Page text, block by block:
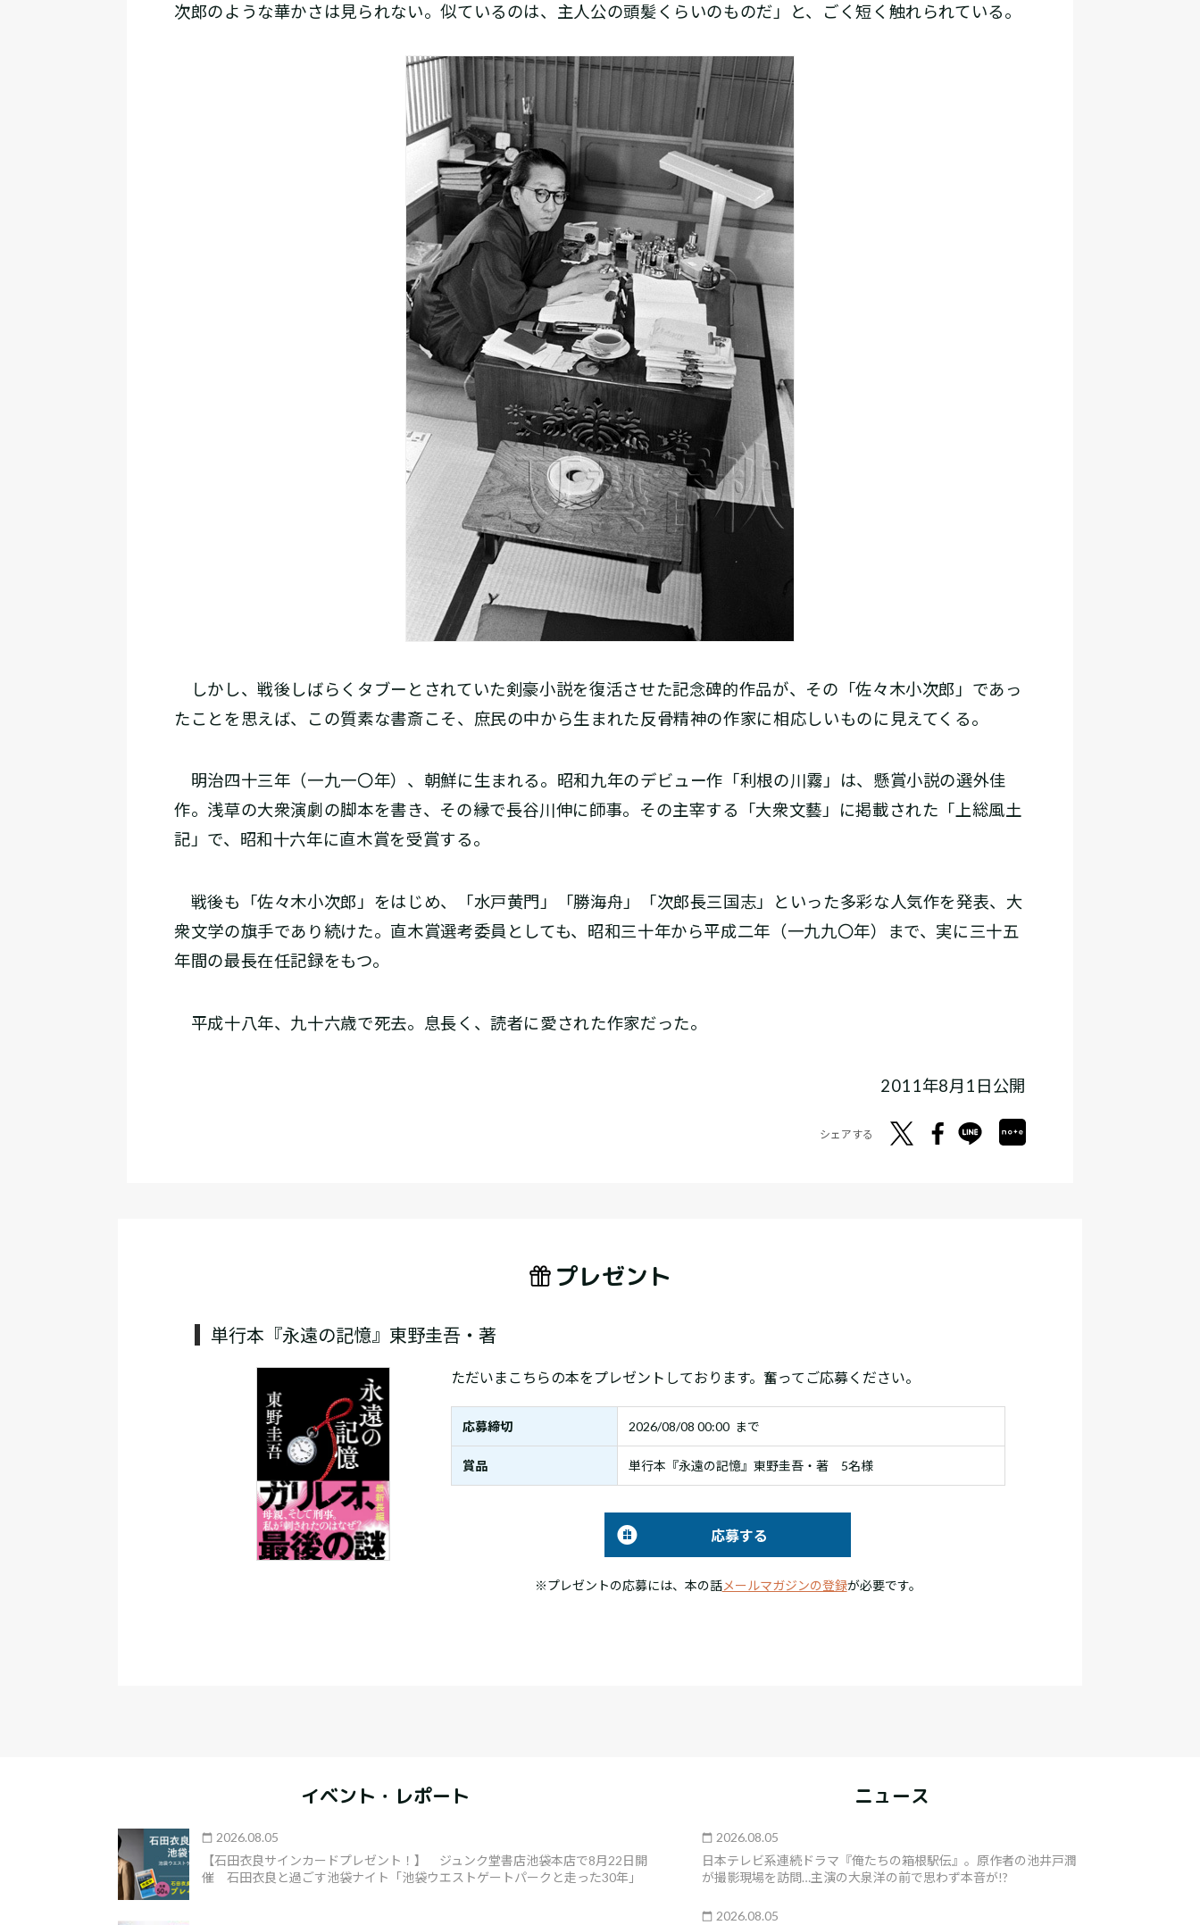
次郎のような華かさは見られない。似ているのは、主人公の頭髪くらいのものだ」と、ごく短く触れられている。
しかし、戦後しばらくタブーとされていた剣豪小説を復活させた記念碑的作品が、その「佐々木小次郎」であっ
たことを思えば、この質素な書斎こそ、庶民の中から生まれた反骨精神の作家に相応しいものに見えてくる。
明治四十三年（一九一〇年）、朝鮮に生まれる。昭和九年のデビュー作「利根の川霧」は、懸賞小説の選外佳
作。浅草の大衆演劇の脚本を書き、その縁で長谷川伸に師事。その主宰する「大衆文藝」に掲載された「上総風土
記」で、昭和十六年に直木賞を受賞する。
戦後も「佐々木小次郎」をはじめ、「水戸黄門」「勝海舟」「次郎長三国志」といった多彩な人気作を発表、大
衆文学の旗手であり続けた。直木賞選考委員としても、昭和三十年から平成二年（一九九〇年）まで、実に三十五
年間の最長在任記録をもつ。
平成十八年、九十六歳で死去。息長く、読者に愛された作家だった。
2011年8月1日公開
シェアする
プレゼント
単行本『永遠の記憶』東野圭吾・著
ただいまこちらの本をプレゼントしております。奮ってご応募ください。
応募締切 2026/08/08 00:00 まで
賞品 単行本『永遠の記憶』東野圭吾・著 5名様
応募する
※プレゼントの応募には、本の話メールマガジンの登録が必要です。
イベント・レポート
2026.08.05
【石田衣良サインカードプレゼント！】 ジュンク堂書店池袋本店で8月22日開
催 石田衣良と過ごす池袋ナイト「池袋ウエストゲートパークと走った30年」
ニュース
2026.08.05
日本テレビ系連続ドラマ『俺たちの箱根駅伝』。原作者の池井戸潤
が撮影現場を訪問…主演の大泉洋の前で思わず本音が!?
2026.08.05